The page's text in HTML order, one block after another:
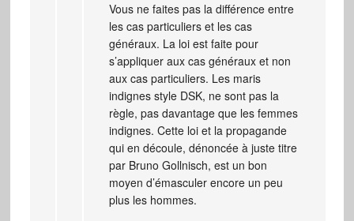
Vous ne faites pas la différence entre
les cas particuliers et les cas
généraux. La loi est faite pour
s’appliquer aux cas généraux et non
aux cas particuliers. Les maris
indignes style DSK, ne sont pas la
règle, pas davantage que les femmes
indignes. Cette loi et la propagande
qui en découle, dénoncée à juste titre
par Bruno Gollnisch, est un bon
moyen d’émasculer encore un peu
plus les hommes.